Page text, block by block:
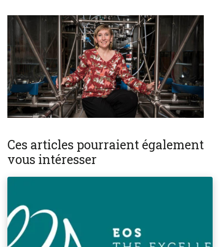
Ces articles pourraient également
vous intéresser